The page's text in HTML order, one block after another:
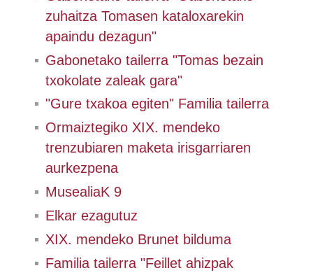
zuhaitza Tomasen kataloxarekin
apaindu dezagun"
Gabonetako tailerra "Tomas bezain
txokolate zaleak gara"
"Gure txakoa egiten" Familia tailerra
Ormaiztegiko XIX. mendeko
trenzubiaren maketa irisgarriaren
aurkezpena
MusealiaK 9
Elkar ezagutuz
XIX. mendeko Brunet bilduma
Familia tailerra "Feillet ahizpak